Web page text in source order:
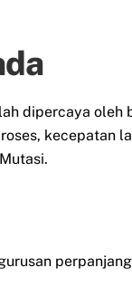
dipercaya oleh
kecepatan